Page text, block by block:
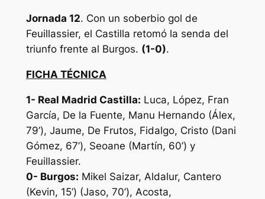
Jornada 12. Con un soberbio gol de
Feuillassier, el Castilla retomó la senda del
triunfo frente al Burgos. (1-0).
FICHA TÉCNICA
1- Real Madrid Castilla: Luca, López, Fran
García, De la Fuente, Manu Hernando (Álex,
79’), Jaume, De Frutos, Fidalgo, Cristo (Dani
Gómez, 67’), Seoane (Martín, 60’) y
Feuillassier.
0- Burgos: Mikel Saizar, Aldalur, Cantero
(Kevin, 15’) (Jaso, 70’), Acosta,